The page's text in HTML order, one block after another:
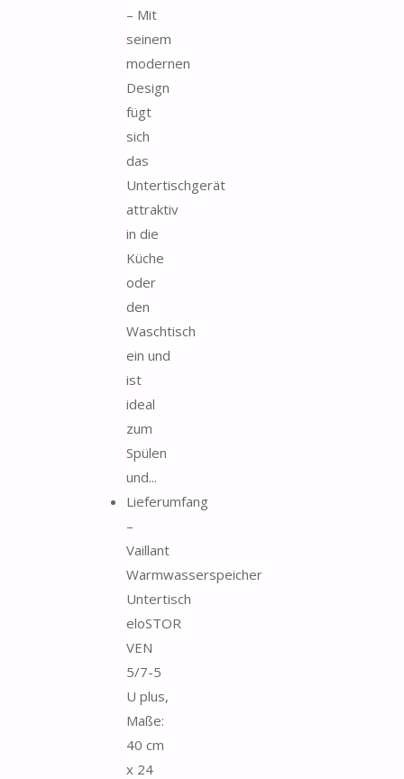
– Mit
seinem
modernen
Design
fügt
sich
das
Untertischgerät
attraktiv
in die
Küche
oder
den
Waschtisch
ein und
ist
ideal
zum
Spülen
und...
Lieferumfang
–
Vaillant
Warmwasserspeicher
Untertisch
eloSTOR
VEN
5/7-5
U plus,
Maße:
40 cm
x 24